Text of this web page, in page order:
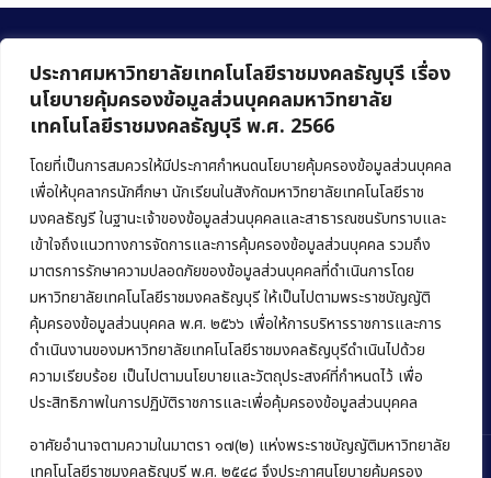
ประกาศมหาวิทยาลัยเทคโนโลยีราชมงคลธัญบุรี เรื่อง
นโยบายคุ้มครองข้อมูลส่วนบุคคลมหาวิทยาลัย
เทคโนโลยีราชมงคลธัญบุรี พ.ศ. 2566
โดยที่เป็นการสมควรให้มีประกาศกำหนดนโยบายคุ้มครองข้อมูลส่วนบุคคล
เพื่อให้บุคลากรนักศึกษา นักเรียนในสังกัดมหาวิทยาลัยเทคโนโลยีราช
มงคลธัญรี ในฐานะเจ้าของข้อมูลส่วนบุคคลและสาธารณชนรับทราบและ
เข้าใจถึงแนวทางการจัดการและการคุ้มครองข้อมูลส่วนบุคคล รวมถึง
มาตรการรักษาความปลอดภัยของข้อมูลส่วนบุคคลที่ดำเนินการโดย
มหาวิทยาลัยเทคโนโลยีราชมงคลธัญบุรี ให้เป็นไปตามพระราชบัญญัติ
คุ้มครองข้อมูลส่วนบุคคล พ.ศ. ๒๕๖๖ เพื่อให้การบริหารราชการและการ
ดำเนินงานของมหาวิทยาลัยเทคโนโลยีราชมงคลธัญบุรีดำเนินไปด้วย
ความเรียบร้อย เป็นไปตามนโยบายและวัตถุประสงค์ที่กำหนดไว้ เพื่อ
ประสิทธิภาพในการปฏิบัติราชการและเพื่อคุ้มครองข้อมูลส่วนบุคคล
อาศัยอำนาจตามความในมาตรา ๑๗(๒) แห่งพระราชบัญญัติมหาวิทยาลัย
เทคโนโลยีราชมงคลธัญบุรี พ.ศ. ๒๕๔๘ จึงประกาศนโยบายคุ้มครอง
คณะบริหารธุรกิจ
มหาวิทยาลัยเทคโนโลยีราชมงคลธัญบุรี
39 หมู่ 1 ถนนรังสิต-นครนายก ตำบลคลองหก
อำเภอคลองหลวง จังหวัดปทุมธานี 12120
Phone:+66 (0) 2549 3243,+66 (0) 2549 3241
E-mail:bus@rmutt.ac.th